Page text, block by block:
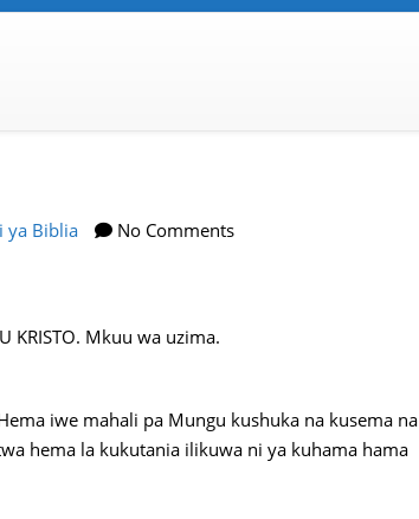
ya Biblia No Comments
KRISTO. Mkuu wa uzima.
iwe mahali pa Mungu kushuka na kusema na
hema la kukutania ilikuwa ni ya kuhama hama